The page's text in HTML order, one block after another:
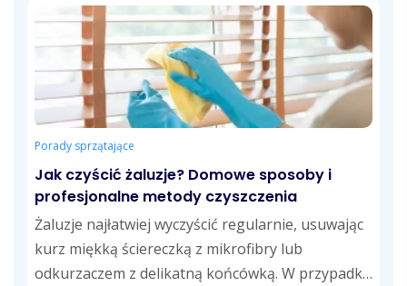
Porady sprzątające
Jak czyścić żaluzje? Domowe sposoby i
profesjonalne metody czyszczenia
Żaluzje najłatwiej wyczyścić regularnie, usuwając
kurz miękką ściereczką z mikrofibry lub
odkurzaczem z delikatną końcówką. W przypadku